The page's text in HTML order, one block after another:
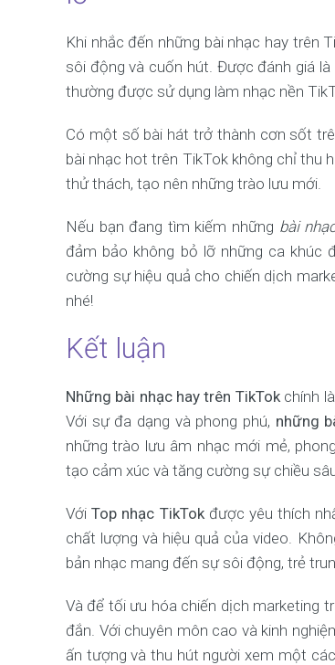
Khi nhắc đến những bài nhạc hay trên
sôi động và cuốn hút. Được đánh giá là
thường được sử dụng làm nhạc nền
Có một số bài hát trở thành cơn sốt
bài nhạc hot trên TikTok không chỉ thu
thử thách, tạo nên những trào lưu mới.
Nếu bạn đang tìm kiếm những bài
đảm bảo không bỏ lỡ những ca khúc
cường sự hiệu quả cho chiến dịch
nhé!
Kết luận
Những bài nhạc hay trên TikTokchính
Với sự đa dạng và phong phú, những
những trào lưu âm nhạc mới mẻ,
tạo cảm xúc và tăng cường sự chiều
VớiTop nhạc TikTokđược yêu thích
chất lượng và hiệu quả của video.
bản nhạc mang đến sự sôi động, trẻ
Và để tối ưu hóa chiến dịch marketing
đắn. Với chuyên môn cao và kinh
ấn tượng và thu hút người xem một